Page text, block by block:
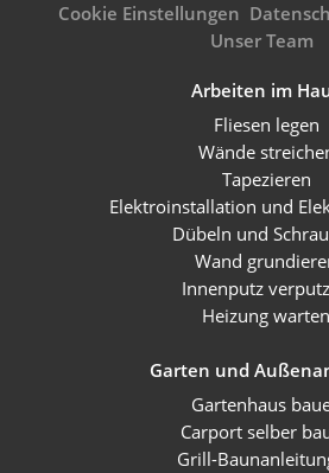
Cookie Einstellungen
Unser Team
Arbeiten im
Fliesen legen
Wände
Tapezieren
Elektroinstallation und
Dübeln und
Wand
Innenputz
Heizung warten
Garten und
Gartenhaus
Carport selber
Grill-